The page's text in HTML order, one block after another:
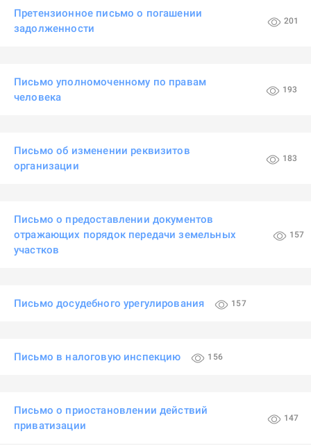
Претензионное письмо о погашении
задолженности
201
Письмо уполномоченному по правам
человека
193
Письмо об изменении реквизитов
организации
183
Письмо о предоставлении документов
отражающих порядок передачи земельных
участков
157
Письмо досудебного урегулирования 157
Письмо в налоговую инспекцию 156
Письмо о приостановлении действий
приватизации
147